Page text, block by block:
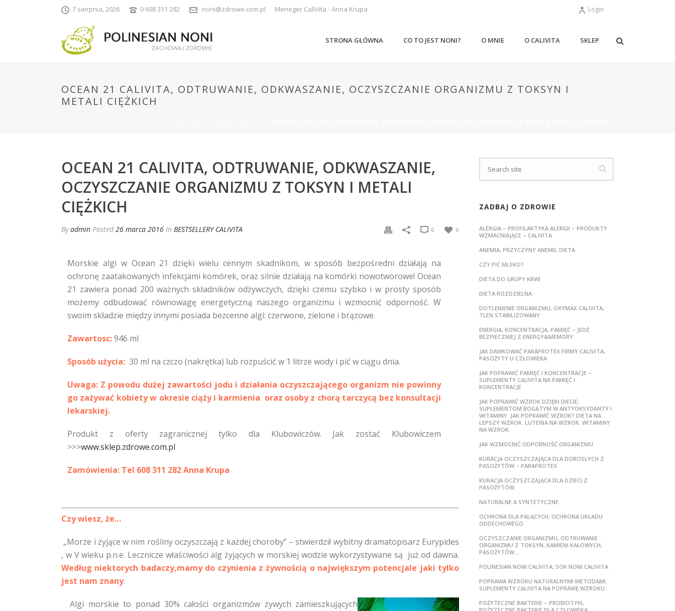
7 sierpnia, 2026 0 608 311 282 noni@zdrowe.com.pl Meneger CaliVita - Anna Krupa Login
STRONA GŁÓWNA CO TO JEST NONI? O MNIE O CALIVITA SKLEP
OCEAN 21 CALIVITA, ODTRUWANIE, ODKWASZANIE, OCZYSZCZANIE ORGANIZMU Z TOKSYN I
METALI CIĘŻKICH
OCEAN 21 CALIVITA, ODTRUWANIE, ODKWASZANIE,
OCZYSZCZANIE ORGANIZMU Z TOKSYN I METALI
CIĘŻKICH
Byadmin Posted 26 marca 2016 In BESTSELLERY CALIVITA 0
0
Morskie algi w Ocean 21 dzięki wielu cennym skadnikom, w sposób bezpośredni działają na
ochronę zaatakowanych infekcjami komórek, oraz silnie działają na komórki nowotworowe! Ocean
21 zawiera ponad 200 ważnych składników odżywczych, dzięki czemu szybko i w prosty sposób
możemy odbudować równowagę energetyczną naszego organizmu i wzmocnić odporność. W
swoim składzie między innymi posiada bezcenne algi: czerwone, zielone i brązowe.
Zawartosc:946 ml
Sposób użycia: 30 ml na czczo (nakrętka) lub rozpuścić w 1 litrze wody i pić w ciągu dnia.
Uwaga: Z powodu dużej zawartości jodu i działania oczyszczającego organizm nie powinny
go zażywać kobiety w okresie ciąży i karmienia oraz osoby z chorą tarczycą bez konsultacji
lekarskiej.
Produkt z oferty zagranicznej tylko dla Klubowiczów. Jak zostać Klubowiczem
>>>www.sklep.zdrowe.com.pl
Zamówienia: Tel 608 311 282 Anna Krupa
Czy wiesz, że…
„Morze i żyjące w nim rośliny oczyszczają z każdej choroby” – stwierdził wybitny dramatopisarz Eurypides
, w V wieku p.n.e. Lecznicze właściwości alg żyjących w morskiej wodzie wykorzystywane są już od dawna.
Według niektorych badaczy,mamy do czynienia z żywnością o największym potencjale jaki tylko
jest nam znany.
Algi morskie to ponad 30% całości organizmów żywych zamieszkujących
ZADBAJ O ZDROWIE
ALERGIA – PROFILAKTYKA ALERGII – PRODUKTY
WZMACNIAJĄCE – CALIVITA
ANEMIA, PRZYCZYNY ANEMII, DIETA
CZY PIĆ MLEKO?
DIETA DO GRUPY KRWI
DIETA ROZDZIELNA
DOTLENIENIE ORGANIZMU, OXYMAX CALIVITA,
TLEN STABILIZOWANY
ENERGIA, KONCENTRACJA, PAMIĘĆ – JEDŹ
BEZPIECZNIEJ Z ENERGY&MEMORY
JAK DAWKOWAĆ PARAPROTEX FIRMY CALIVITA,
PASOŻYTY U CZŁOWIEKA
JAK POPRAWIĆ PAMIĘĆ I KONCENTRACJE –
SUPLEMENTY CALIVITA NA PAMIĘĆ I
KONCENTRACJE
JAK POPRAWIĆ WZROK DZIĘKI DIECIE,
SUPLEMENTOM BOGATYM W ANTYOKSYDANTY I
WITAMINY. JAK POPRAWIĆ WZROK? DIETA NA
LEPSZY WZROK. LUTEINA NA WZROK. WITAMINY
NA WZROK.
JAK WZMOCNIĆ ODPORNOŚĆ ORGANIZMU
KURACJA OCZYSZCZAJĄCA DLA DOROSŁYCH Z
PASOŻYTÓW – PARAPROTEX
KURACJA OCZYSZCZAJĄCA DLA DZIECI Z
PASOŻYTÓW
NATURALNE A SYNTETYCZNE
OCHRONA DLA PALĄCYCH, OCHRONA UKŁADU
ODDECHOWEGO
OCZYSZCZANIE ORGANIZMU, ODTRUWANIE
ORGANIZMU Z TOKSYN, KAMIENI KAŁOWYCH,
PASOŻYTÓW…
POLINESIAN NONI CALIVITA, SOK NONI CALIVITA
POPRAWA WZROKU NATURALNYMI METODAMI.
SUPLEMENTY CALIVITA NA POPRAWĘ WZROKU
POŻYTECZNE BAKTERIE – PROBIOTYKI,